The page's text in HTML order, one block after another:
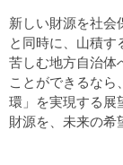
新しい財源を社会
と同時に、山積
苦しむ地方自治体
ことができるな
環」を実現する展
財源を、未来の希